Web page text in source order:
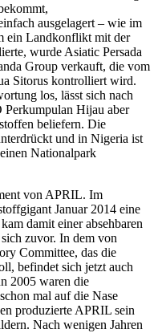
ausgelagert – wie im
ein Landkonflikt mit der
wurde Asiatic Persada
Group verkauft, die vom
Sitorus kontrolliert wird.
los, lässt sich nach
Perkumpulan Hijau aber
beliefern. Die
und in Nigeria ist
Nationalpark
von APRIL. Im
Januar 2014 eine
damit einer absehbaren
zuvor. In dem von
Committee, das die
befindet sich jetzt auch
2005 waren die
mal auf die Nase
produzierte APRIL sein
Nach wenigen Jahren